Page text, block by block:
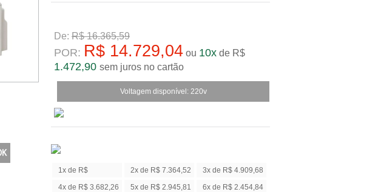
De: R$ 16.365,59
POR: R$ 14.729,04 ou 10x de R$
1.472,90 sem juros no cartão
Voltagem disponível: 220v
1x de R$
14.729,04
2x de R$ 7.364,52
3x de R$ 4.909,68
4x de R$ 3.682,26
5x de R$ 2.945,81
6x de R$ 2.454,84